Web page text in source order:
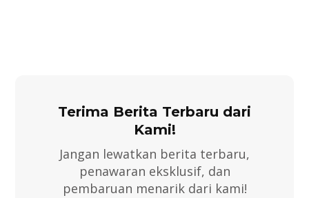
Terima Berita Terbaru dari
Kami!
Jangan lewatkan berita terbaru,
penawaran eksklusif, dan
pembaruan menarik dari kami!